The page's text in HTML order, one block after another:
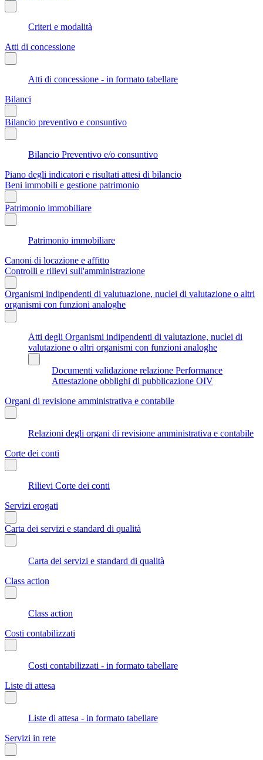
Criteri e modalità
Atti di concessione
Atti di concessione - in formato tabellare
Bilanci
Bilancio preventivo e consuntivo
Bilancio Preventivo e/o consuntivo
Piano degli indicatori e risultati attesi di bilancio
Beni immobili e gestione patrimonio
Patrimonio immobiliare
Patrimonio immobiliare
Canoni di locazione e affitto
Controlli e rilievi sull'amministrazione
Organismi indipendenti di valutuazione, nuclei di valutazione o altri
organismi con funzioni analoghe
Atti degli Organismi indipendenti di valutazione, nuclei di
valutazione o altri organismi con funzioni analoghe
Documenti validazione relazione Performance
Attestazione obblighi di pubblicazione OIV
Organi di revisione amministrativa e contabile
Relazioni degli organi di revisione amministrativa e contabile
Corte dei conti
Rilievi Corte dei conti
Servizi erogati
Carta dei servizi e standard di qualità
Carta dei servizi e standard di qualità
Class action
Class action
Costi contabilizzati
Costi contabilizzati - in formato tabellare
Liste di attesa
Liste di attesa - in formato tabellare
Servizi in rete